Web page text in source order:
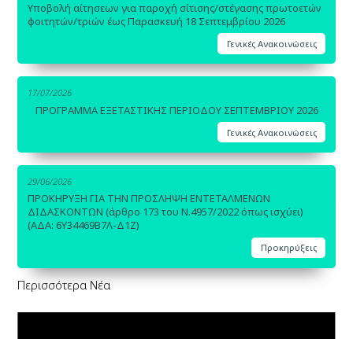
Υποβολή αίτησεων για παροχή σίτισης/στέγασης πρωτοετών
φοιτητών/τριών έως Παρασκευή 18 Σεπτεμβρίου 2026
Γενικές Ανακοινώσεις
17/07/2026
ΠΡΟΓΡΑΜΜΑ ΕΞΕΤΑΣΤΙΚΗΣ ΠΕΡΙΟΔΟΥ ΣΕΠΤΕΜΒΡΙΟΥ 2026
Γενικές Ανακοινώσεις
29/06/2026
ΠΡΟΚΗΡΥΞΗ ΓΙΑ ΤΗΝ ΠΡΟΣΛΗΨΗ ΕΝΤΕΤΑΛΜΕΝΩΝ
ΔΙΔΑΣΚΟΝΤΩΝ (άρθρο 173 του Ν.4957/2022 όπως ισχύει)
(ΑΔΑ: 6Υ34469Β7Λ-Δ1Ζ)
Προκηρύξεις
Περισσότερα Νέα